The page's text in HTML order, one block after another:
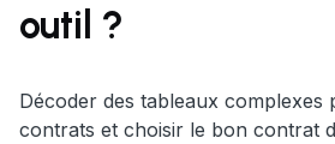
outil ?
Décoder des tableaux complexes
contrats et choisir le bon contrat